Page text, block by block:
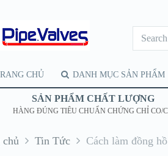
CHỦ DANH MỤC SẢN PHẨM
SẢN PHẨM CHẤT LƯỢNG
HÀNG ĐÚNG TIÊU CHUẨN CHỨNG CHỈ CO/
chủ Tin Tức Cách làm đồng